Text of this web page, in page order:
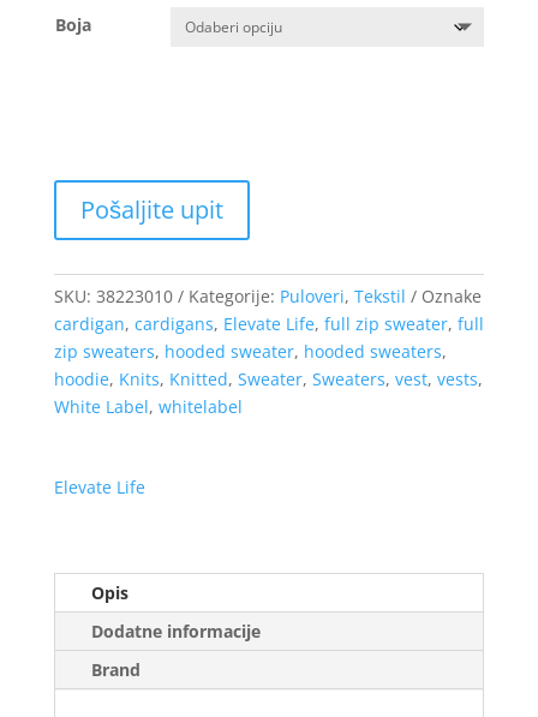
Boja
SKU: 38223010 Kategorije: Puloveri, Tekstil
Oznake
cardigan, cardigans, Elevate Life, full zip sweater, full
zip sweaters, hooded sweater, hooded sweaters,
hoodie, Knits, Knitted, Sweater, Sweaters, vest, vests,
White Label, whitelabel
Elevate Life
Opis
Dodatne informacije
Brand